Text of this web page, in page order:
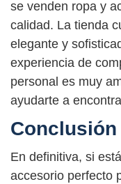
se venden ropa y
calidad. La tienda
elegante y
experiencia de
personal es muy
ayudarte a
Conclusión
En definitiva, si
accesorio perfecto